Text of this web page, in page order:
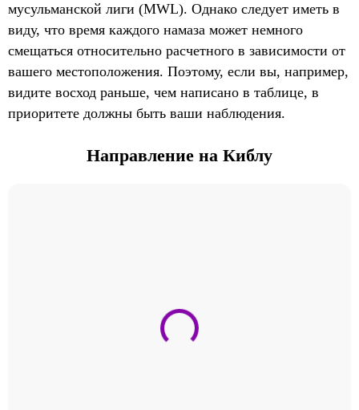
мусульманской лиги (MWL). Однако следует иметь в
виду, что время каждого намаза может немного
смещаться относительно расчетного в зависимости от
вашего местоположения. Поэтому, если вы, например,
видите восход раньше, чем написано в таблице, в
приоритете должны быть ваши наблюдения.
Направление на Киблу